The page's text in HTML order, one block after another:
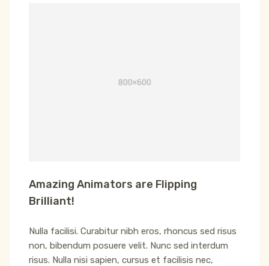
Amazing Animators are Flipping
Brilliant!
Nulla facilisi. Curabitur nibh eros, rhoncus sed risus
non, bibendum posuere velit. Nunc sed interdum
risus. Nulla nisi sapien, cursus et facilisis nec,